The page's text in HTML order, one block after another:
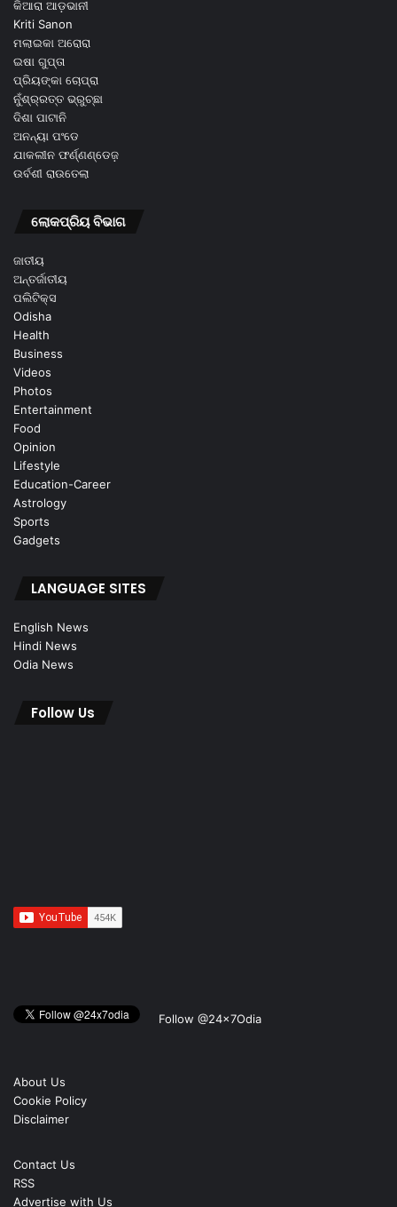
କିଆରା ଆଡ଼ଭାନୀ
Kriti Sanon
ମଲାଇକା ଅରୋରା
ଇଷା ଗୁପ୍ତା
ପ୍ରିୟଙ୍କା ଚୋପ୍ରା
ନୁଁଶ୍ର୍ରତ୍ତ ଭ୍ରୁଚ୍ଛା
ଦିଶା ପାଟାନି
ଅନନ୍ୟା ପଂଡେ
ଯାକଲୀନ ଫର୍ଣ୍ଣଣ୍ଡେଜ଼
ଉର୍ବଶୀ ରାଉତେଲା
ଲୋକପ୍ରିୟ ବିଭାଗ
ଜାତୀୟ
ଅନ୍ତର୍ଜାତୀୟ
ପଲିଟିକ୍ସ
Odisha
Health
Business
Videos
Photos
Entertainment
Food
Opinion
Lifestyle
Education-Career
Astrology
Sports
Gadgets
LANGUAGE SITES
English News
Hindi News
Odia News
Follow Us
Follow @24x7Odia
About Us
Cookie Policy
Disclaimer
Contact Us
RSS
Advertise with Us